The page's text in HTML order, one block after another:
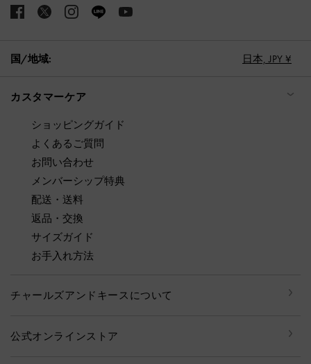
国/地域: 日本, JPY ¥
カスタマーケア
ショッピングガイド
よくあるご質問
お問い合わせ
メンバーシップ特典
配送・送料
返品・交換
サイズガイド
お手入れ方法
チャールズアンドキースについて
公式オンラインストア